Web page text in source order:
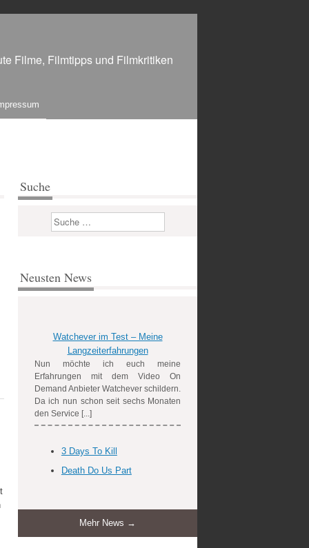
Filme, Filmtipps und Filmkritiken
Suche
Suchen
Neusten News
Watchever im Test – Meine
Langzeiterfahrungen
Nun möchte ich euch meine
Erfahrungen mit dem Video On
Demand Anbieter Watchever schildern.
Da ich nun schon seit sechs Monaten
den Service [...]
3 Days To Kill
Death Do Us Part
Mehr News →